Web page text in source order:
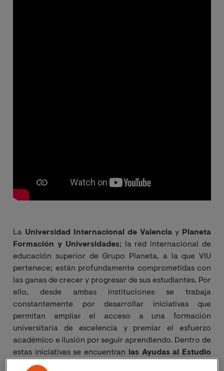
La Universidad Internacional de Valencia y Planeta
Formación y Universidades; la red internacional de
educación superior de Grupo Planeta, a la que VIU
pertenece; están profundamente comprometidas con
las ganas de crecer y progresar de sus estudiantes. Por
ello, desde ambas instituciones se trabaja
constantemente por desarrollar iniciativas que
permitan ampliar el acceso a una formación
universitaria de excelencia y premiar el esfuerzo
académico e ilusión por seguir aprendiendo. Dentro de
estas iniciativas se encuentran
las Ayudas al Estudio
lanzadas por Planeta Formación y Universidades en